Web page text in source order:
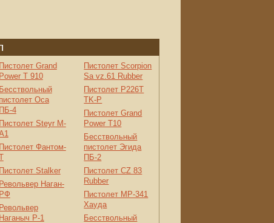
Пистолет Grand
Power T 910
Бесствольный
пистолет Оса
ПБ-4
Пистолет Steyr M-
Пистолет Фантом-
Пистолет Stalker
Револьвер Наган-
РФ
Револьвер
Наганыч Р-1
Пистолет Scorpion
Sa vz.61 Rubber
Пистолет P226T
TK-P
Пистолет Grand
Power T10
Бесствольный
пистолет Эгида
ПБ-2
Пистолет CZ 83
Rubber
Пистолет МР-341
Хауда
Бесствольный